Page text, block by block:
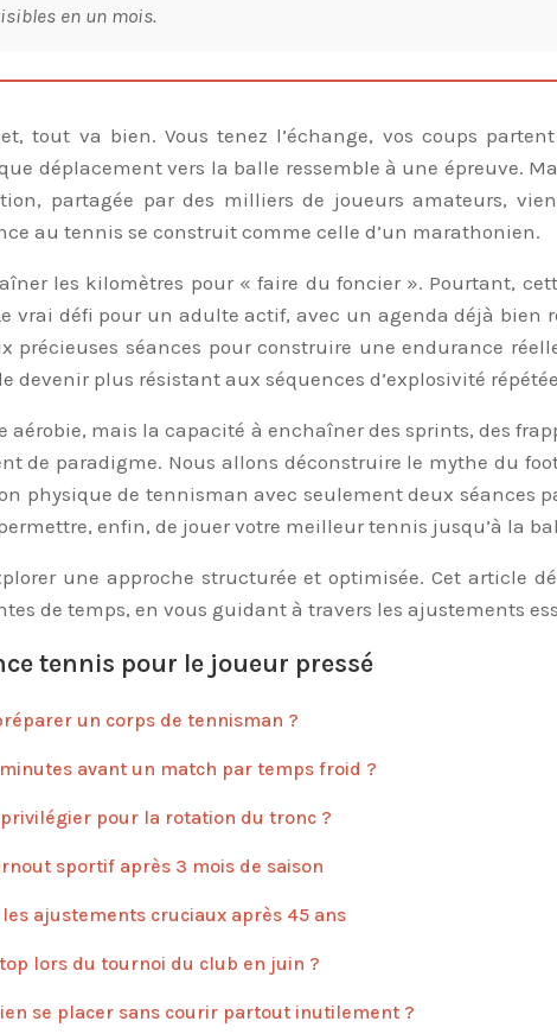
en un mois.
tout va bien. Vous tenez l’échange, vos coups
déplacement vers la balle ressemble à une épreuve.
partagée par des milliers de joueurs amateurs,
au tennis se construit comme celle d’un marathonien.
les kilomètres pour « faire du foncier ». Pourtant,
vrai défi pour un adulte actif, avec un agenda déjà bien
précieuses séances pour construire une endurance
devenir plus résistant aux séquences d’explosivité
aérobie, mais la capacité à enchaîner des sprints, des
de paradigme. Nous allons déconstruire le mythe du
physique de tennisman avec seulement deux séances
enfin, de jouer votre meilleur tennis jusqu’à la
une approche structurée et optimisée. Cet article
de temps, en vous guidant à travers les ajustements
tennis pour le joueur pressé
un corps de tennisman ?
avant un match par temps froid ?
pour la rotation du tronc ?
sportif après 3 mois de saison
ajustements cruciaux après 45 ans
lors du tournoi du club en juin ?
se placer sans courir partout inutilement ?